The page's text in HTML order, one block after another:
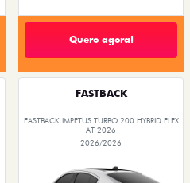
Quero agora!
FASTBACK
FASTBACK IMPETUS TURBO 200 HYBRID FLEX
AT 2026
2026/2026